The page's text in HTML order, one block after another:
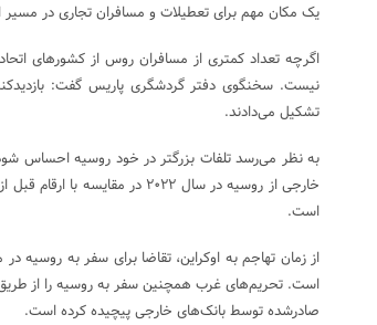
یک مکان مهم برای تعطیلات و مسافران تجاری در مسیر
اگرچه تعداد کمتری از مسافران روس از کشورهای
نیست. سخنگوی دفتر گردشگری پاریس گفت:
تشکیل می‌دادند.
به نظر می‌رسد تلفات بزرگتر در خود روسیه احساس شود.
است.
از زمان تهاجم به اوکراین، تقاضا برای سفر به روسیه
است. تحریم‌های غرب همچنین سفر به روسیه را از
صادرشده توسط بانک‌های خارجی پیچیده کرده است.